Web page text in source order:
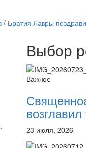
12 сентября 2015
12 сентября 2015
12 сентября 2015
12 сентября 2015
12 сентября 2015
12 сентября 2015
12 сентября 2015
/ Братия Лавры
.
Выбор
Важное
23 июля, 2026